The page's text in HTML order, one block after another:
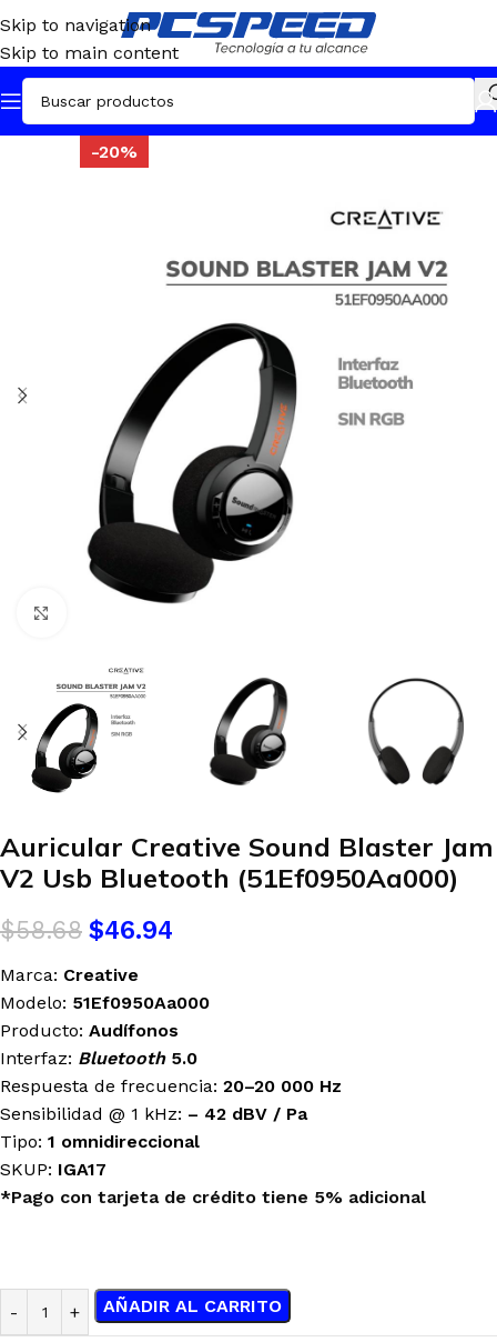
Skip to navigation
Skip to main content
-20%
Auricular Creative Sound Blaster Jam
V2 Usb Bluetooth (51Ef0950Aa000)
$58.68 $46.94
Marca: Creative
Modelo: 51Ef0950Aa000
Producto: Audífonos
Interfaz: Bluetooth5.0
Respuesta de frecuencia: 20–20 000 Hz
Sensibilidad @ 1 kHz: – 42 dBV / Pa
Tipo: 1 omnidireccional
SKUP: IGA17
*Pago con tarjeta de crédito tiene 5% adicional
AÑADIR AL CARRITO